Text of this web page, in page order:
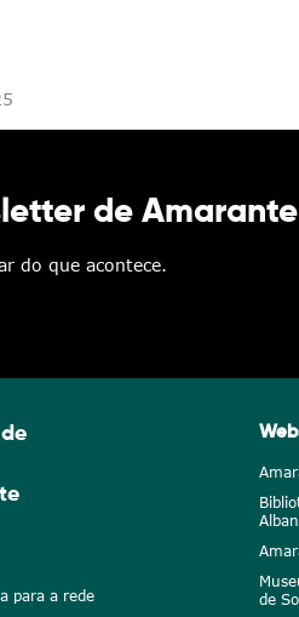
de Amarante
do que acontece.
para a rede
de